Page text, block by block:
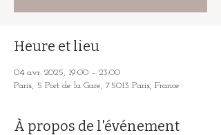
Heure et lieu
04 avr. 2025, 19:00 – 23:00
Paris, 5 Port de la Gare, 75013 Paris, France
À propos de l'événement